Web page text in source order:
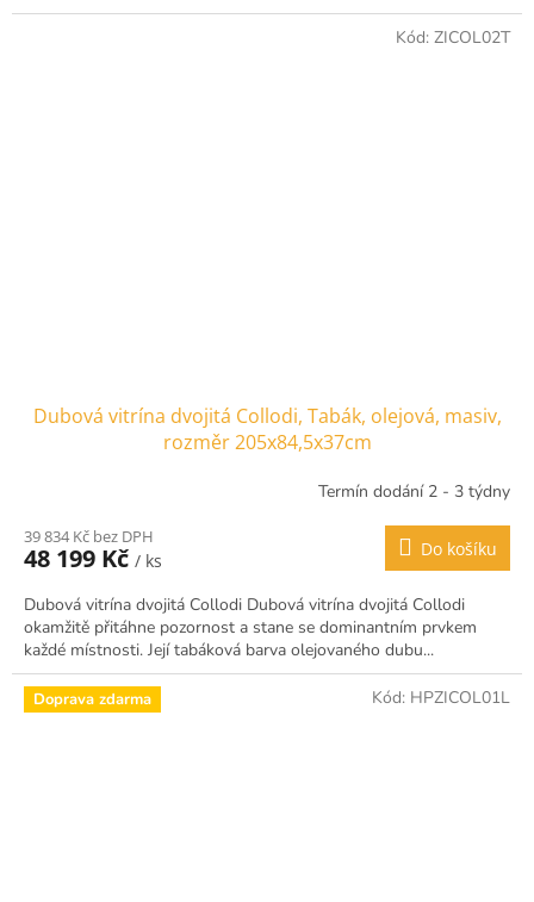
Dubová vitrína dvojitá Collodi, Tabák, olejová, masiv,
rozměr 205x84,5x37cm
Termín dodání 2 - 3 týdny
39 834 Kč bez DPH
48 199 Kč / ks
Do košíku
Dubová vitrína dvojitá Collodi Dubová vitrína dvojitá Collodi
okamžitě přitáhne pozornost a stane se dominantním prvkem
každé místnosti. Její tabáková barva olejovaného dubu...
Kód: ZICOL02T
Doprava zdarma Kód: HPZICOL01L